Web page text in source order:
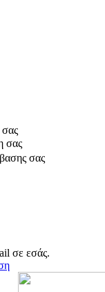
σας
σας
σε εσάς.